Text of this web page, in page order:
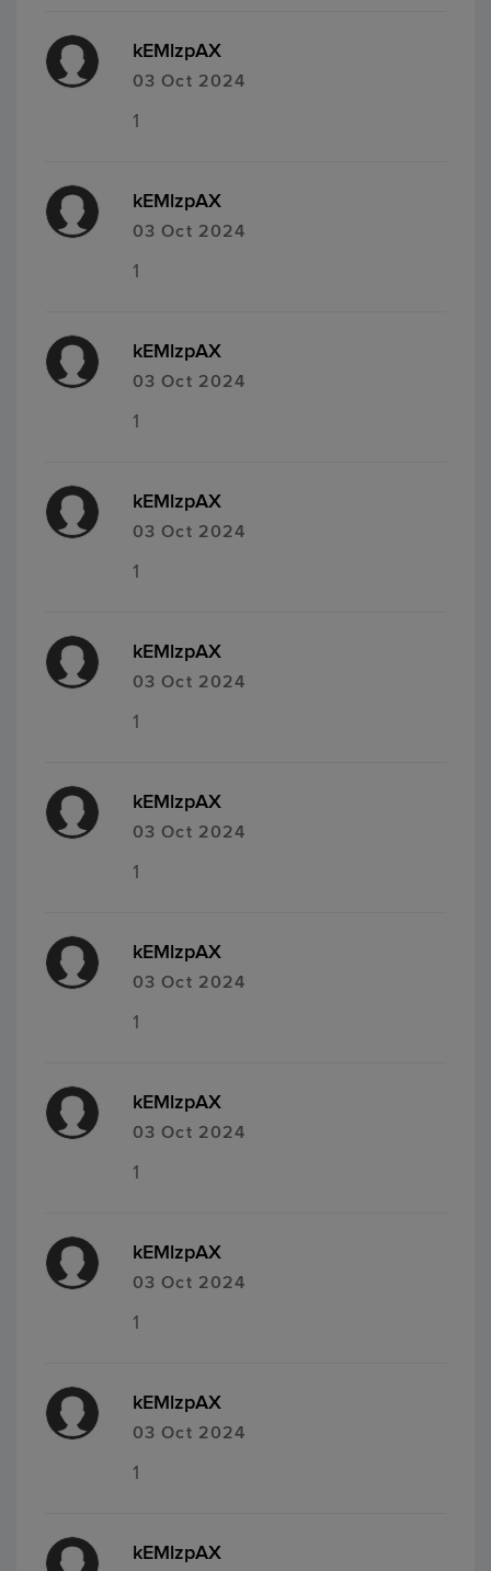
kEMlzpAX
03 Oct 2024
1
kEMlzpAX
03 Oct 2024
1
kEMlzpAX
03 Oct 2024
1
kEMlzpAX
03 Oct 2024
1
kEMlzpAX
03 Oct 2024
1
kEMlzpAX
03 Oct 2024
1
kEMlzpAX
03 Oct 2024
1
kEMlzpAX
03 Oct 2024
1
kEMlzpAX
03 Oct 2024
1
kEMlzpAX
03 Oct 2024
1
kEMlzpAX